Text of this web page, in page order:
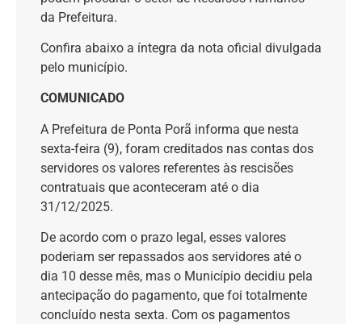
da Prefeitura.
Confira abaixo a íntegra da nota oficial divulgada
pelo município.
COMUNICADO
A Prefeitura de Ponta Porã informa que nesta
sexta-feira (9), foram creditados nas contas dos
servidores os valores referentes às rescisões
contratuais que aconteceram até o dia
31/12/2025.
De acordo com o prazo legal, esses valores
poderiam ser repassados aos servidores até o
dia 10 desse mês, mas o Município decidiu pela
antecipação do pagamento, que foi totalmente
concluído nesta sexta. Com os pagamentos